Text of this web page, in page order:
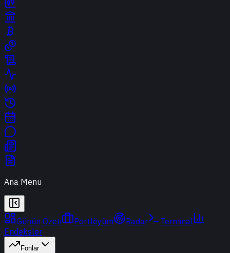
Ana Menu
Günün Özeti Portföyüm Radar
Terminal
Endeksler
Fonlar